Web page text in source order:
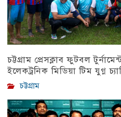
চট্টগ্রাম প্রেসক্লাব ফুটবল
ইলেকট্রনিক মিডিয়া টিম যুগ্ন
চট্টগ্রাম